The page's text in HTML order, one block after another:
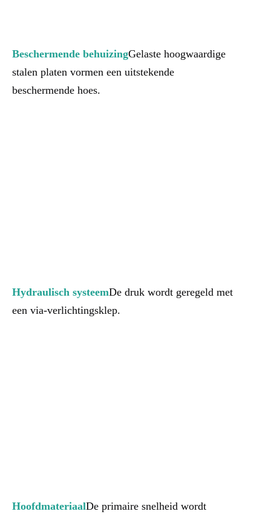
Beschermende behuizingGelaste hoogwaardige
stalen platen vormen een uitstekende
beschermende hoes.
Hydraulisch systeemDe druk wordt geregeld met
een via-verlichtingsklep.
HoofdmateriaalDe primaire snelheid wordt